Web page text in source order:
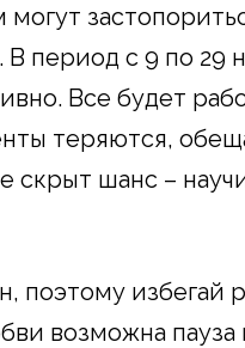
период с 9 по 29
Все будет
теряются,
скрыт шанс –
поэтому избегай
возможна